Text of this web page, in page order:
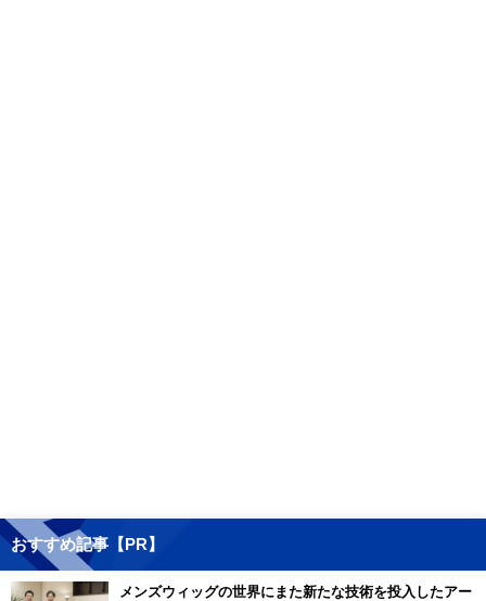
おすすめ記事【PR】
メンズウィッグの世界にまた新たな技術を投入したアー